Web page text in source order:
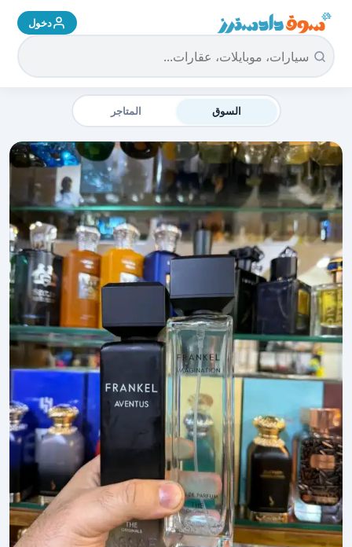
سوق دادسترز الرئيسية دخول
السوق المتاجر